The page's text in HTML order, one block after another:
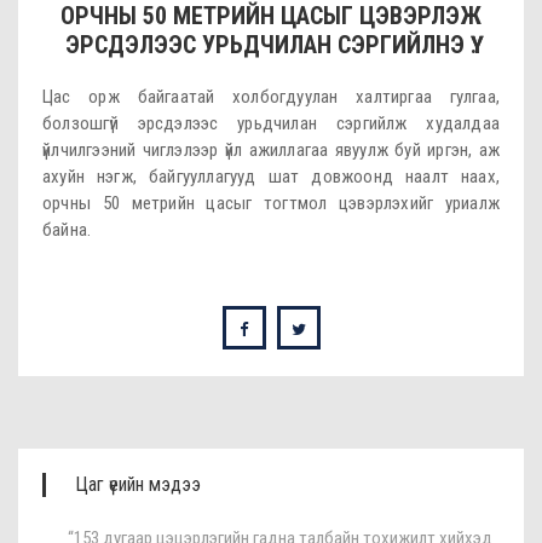
ОРЧНЫ 50 МЕТРИЙН ЦАСЫГ ЦЭВЭРЛЭЖ
ЭРСДЭЛЭЭС УРЬДЧИЛАН СЭРГИЙЛНЭ ҮҮ.
Цас орж байгаатай холбогдуулан халтиргаа гулгаа,
болзошгүй эрсдэлээс урьдчилан сэргийлж худалдаа
үйлчилгээний чиглэлээр үйл ажиллагаа явуулж буй иргэн, аж
ахуйн нэгж, байгууллагууд шат довжоонд наалт наах,
орчны 50 метрийн цасыг тогтмол цэвэрлэхийг уриалж
байна.
Цаг үеийн мэдээ
“153 дугаар цэцэрлэгийн гадна талбайн тохижилт хийхэд